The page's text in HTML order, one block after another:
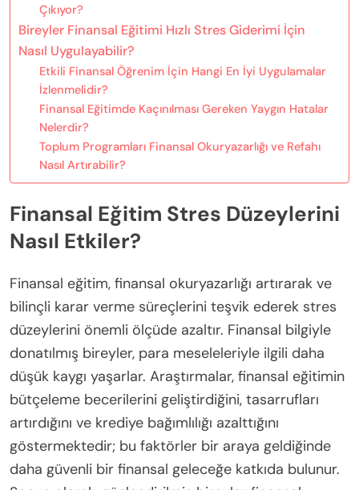
Çıkıyor?
Bireyler Finansal Eğitimi Hızlı Stres Giderimi İçin
Nasıl Uygulayabilir?
Etkili Finansal Öğrenim İçin Hangi En İyi Uygulamalar
İzlenmelidir?
Finansal Eğitimde Kaçınılması Gereken Yaygın Hatalar
Nelerdir?
Toplum Programları Finansal Okuryazarlığı ve Refahı
Nasıl Artırabilir?
Finansal Eğitim Stres Düzeylerini
Nasıl Etkiler?
Finansal eğitim, finansal okuryazarlığı artırarak ve
bilinçli karar verme süreçlerini teşvik ederek stres
düzeylerini önemli ölçüde azaltır. Finansal bilgiyle
donatılmış bireyler, para meseleleriyle ilgili daha
düşük kaygı yaşarlar. Araştırmalar, finansal eğitimin
bütçeleme becerilerini geliştirdiğini, tasarrufları
artırdığını ve krediye bağımlılığı azalttığını
göstermektedir; bu faktörler bir araya geldiğinde
daha güvenli bir finansal geleceğe katkıda bulunur.